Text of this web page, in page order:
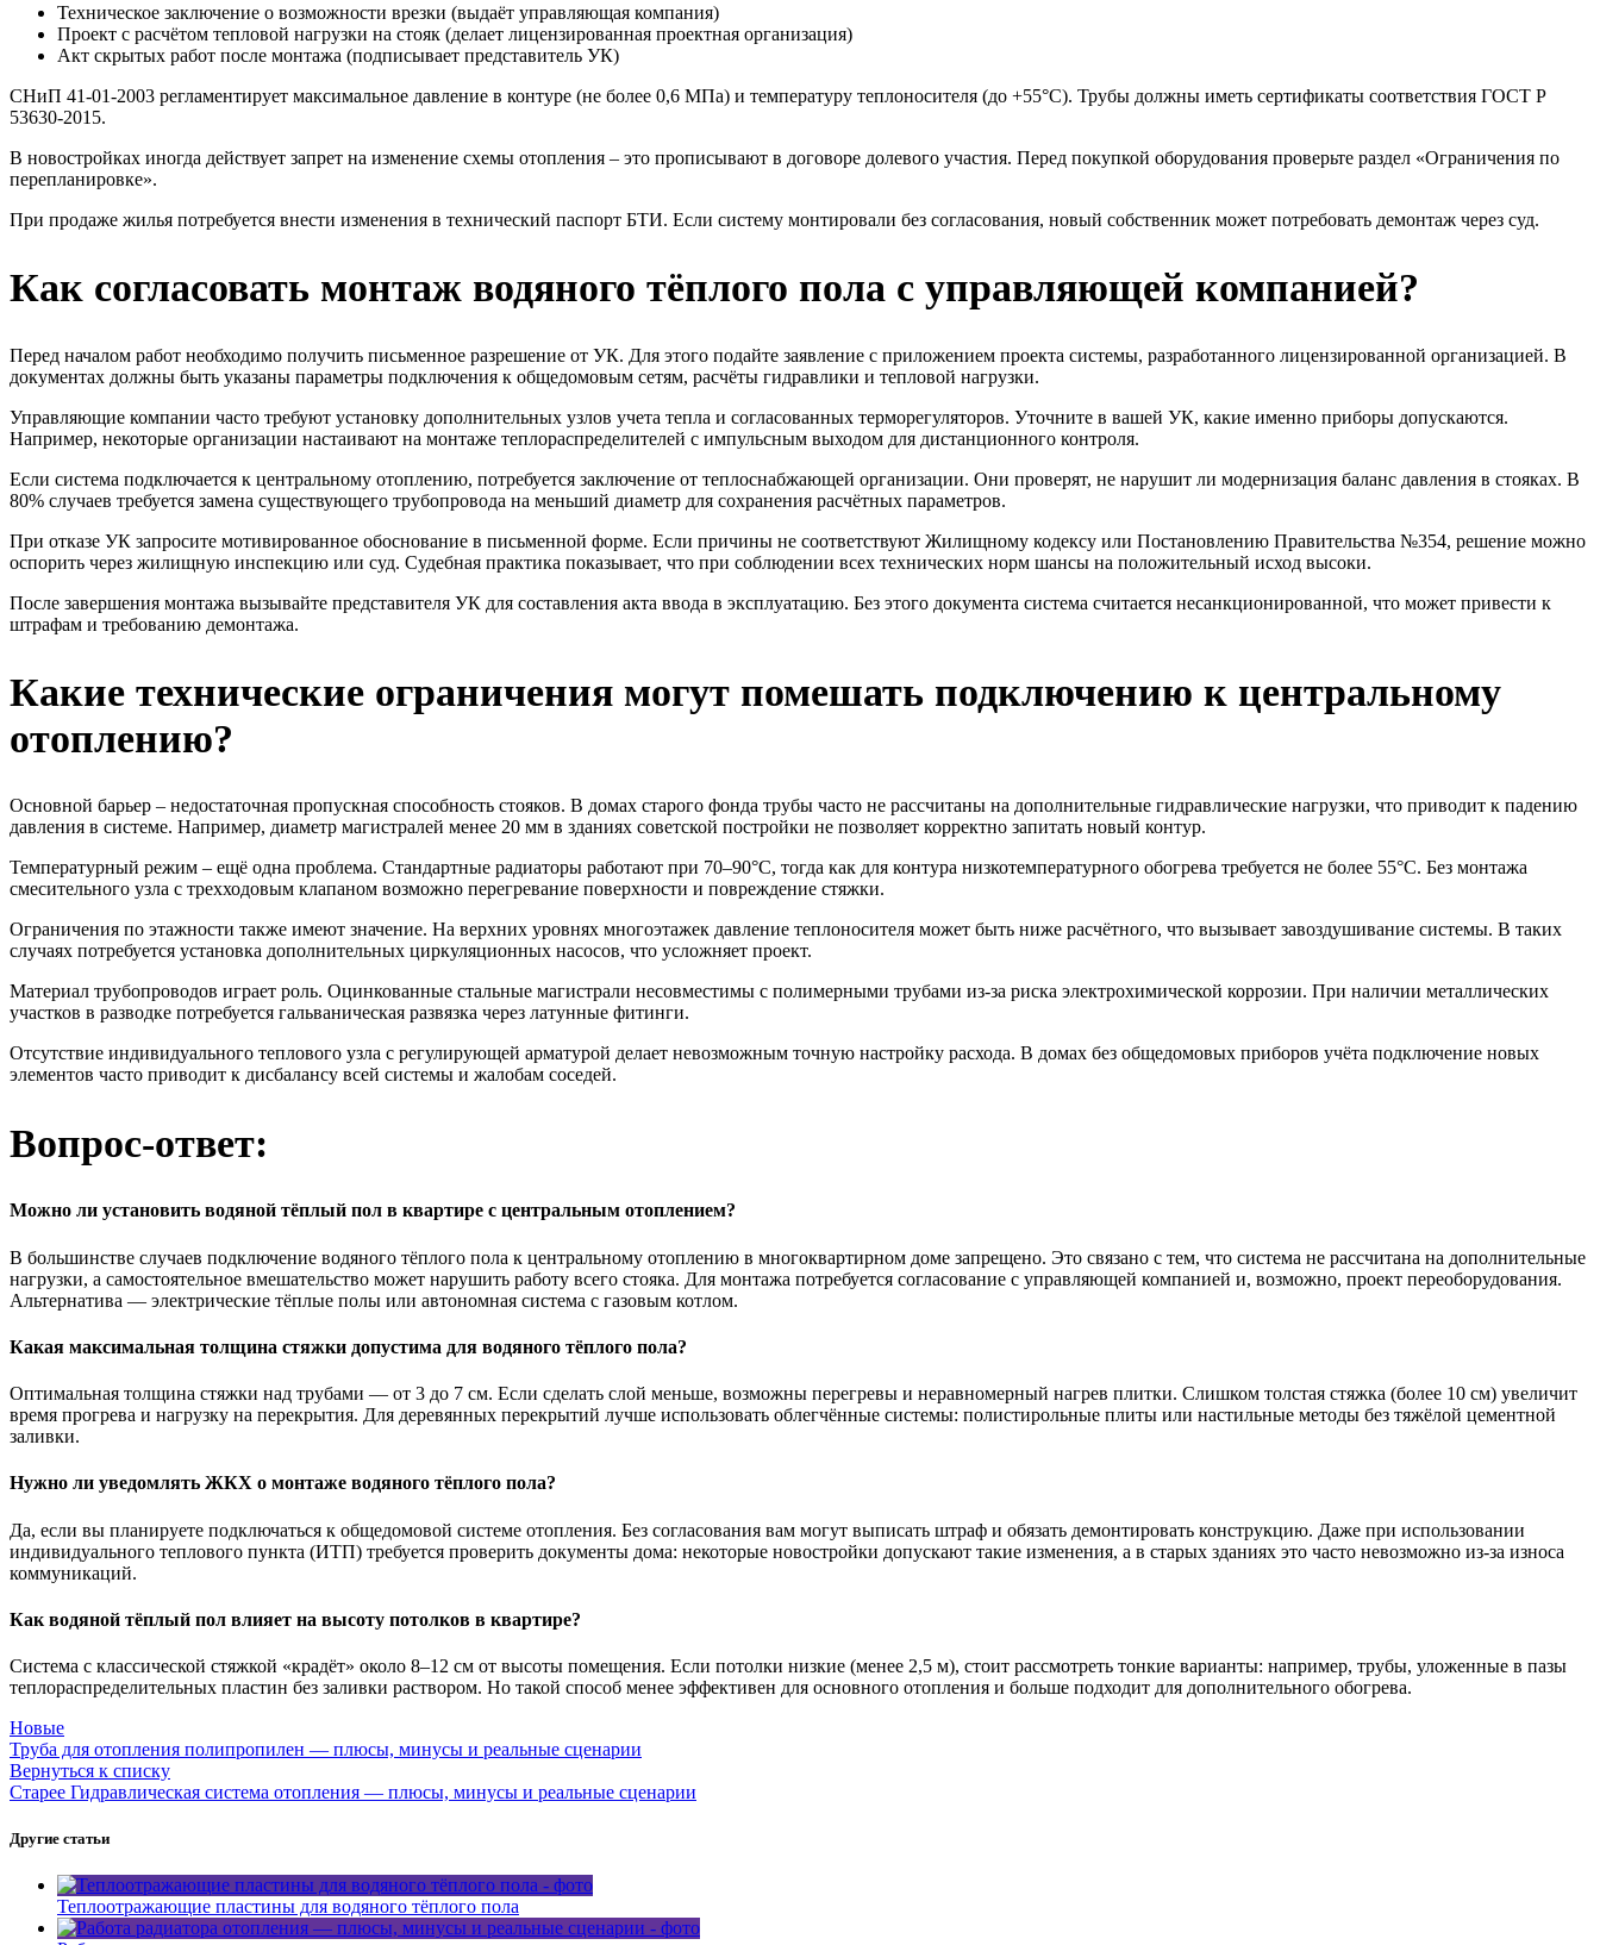
Техническое заключение о возможности врезки (выдаёт управляющая компания)
Проект с расчётом тепловой нагрузки на стояк (делает лицензированная проектная организация)
Акт скрытых работ после монтажа (подписывает представитель УК)
СНиП 41-01-2003 регламентирует максимальное давление в контуре (не более 0,6 МПа) и температуру теплоносителя (до +55°C). Трубы должны иметь сертификаты соответствия ГОСТ Р
53630-2015.
В новостройках иногда действует запрет на изменение схемы отопления – это прописывают в договоре долевого участия. Перед покупкой оборудования проверьте раздел «Ограничения по
перепланировке».
При продаже жилья потребуется внести изменения в технический паспорт БТИ. Если систему монтировали без согласования, новый собственник может потребовать демонтаж через суд.
Как согласовать монтаж водяного тёплого пола с управляющей компанией?
Перед началом работ необходимо получить письменное разрешение от УК. Для этого подайте заявление с приложением проекта системы, разработанного лицензированной организацией. В
документах должны быть указаны параметры подключения к общедомовым сетям, расчёты гидравлики и тепловой нагрузки.
Управляющие компании часто требуют установку дополнительных узлов учета тепла и согласованных терморегуляторов. Уточните в вашей УК, какие именно приборы допускаются.
Например, некоторые организации настаивают на монтаже теплораспределителей с импульсным выходом для дистанционного контроля.
Если система подключается к центральному отоплению, потребуется заключение от теплоснабжающей организации. Они проверят, не нарушит ли модернизация баланс давления в стояках. В
80% случаев требуется замена существующего трубопровода на меньший диаметр для сохранения расчётных параметров.
При отказе УК запросите мотивированное обоснование в письменной форме. Если причины не соответствуют Жилищному кодексу или Постановлению Правительства №354, решение можно
оспорить через жилищную инспекцию или суд. Судебная практика показывает, что при соблюдении всех технических норм шансы на положительный исход высоки.
После завершения монтажа вызывайте представителя УК для составления акта ввода в эксплуатацию. Без этого документа система считается несанкционированной, что может привести к
штрафам и требованию демонтажа.
Какие технические ограничения могут помешать подключению к центральному
отоплению?
Основной барьер – недостаточная пропускная способность стояков. В домах старого фонда трубы часто не рассчитаны на дополнительные гидравлические нагрузки, что приводит к падению
давления в системе. Например, диаметр магистралей менее 20 мм в зданиях советской постройки не позволяет корректно запитать новый контур.
Температурный режим – ещё одна проблема. Стандартные радиаторы работают при 70–90°C, тогда как для контура низкотемпературного обогрева требуется не более 55°C. Без монтажа
смесительного узла с трехходовым клапаном возможно перегревание поверхности и повреждение стяжки.
Ограничения по этажности также имеют значение. На верхних уровнях многоэтажек давление теплоносителя может быть ниже расчётного, что вызывает завоздушивание системы. В таких
случаях потребуется установка дополнительных циркуляционных насосов, что усложняет проект.
Материал трубопроводов играет роль. Оцинкованные стальные магистрали несовместимы с полимерными трубами из-за риска электрохимической коррозии. При наличии металлических
участков в разводке потребуется гальваническая развязка через латунные фитинги.
Отсутствие индивидуального теплового узла с регулирующей арматурой делает невозможным точную настройку расхода. В домах без общедомовых приборов учёта подключение новых
элементов часто приводит к дисбалансу всей системы и жалобам соседей.
Вопрос-ответ:
Можно ли установить водяной тёплый пол в квартире с центральным отоплением?
В большинстве случаев подключение водяного тёплого пола к центральному отоплению в многоквартирном доме запрещено. Это связано с тем, что система не рассчитана на дополнительные
нагрузки, а самостоятельное вмешательство может нарушить работу всего стояка. Для монтажа потребуется согласование с управляющей компанией и, возможно, проект переоборудования.
Альтернатива — электрические тёплые полы или автономная система с газовым котлом.
Какая максимальная толщина стяжки допустима для водяного тёплого пола?
Оптимальная толщина стяжки над трубами — от 3 до 7 см. Если сделать слой меньше, возможны перегревы и неравномерный нагрев плитки. Слишком толстая стяжка (более 10 см) увеличит
время прогрева и нагрузку на перекрытия. Для деревянных перекрытий лучше использовать облегчённые системы: полистирольные плиты или настильные методы без тяжёлой цементной
заливки.
Нужно ли уведомлять ЖКХ о монтаже водяного тёплого пола?
Да, если вы планируете подключаться к общедомовой системе отопления. Без согласования вам могут выписать штраф и обязать демонтировать конструкцию. Даже при использовании
индивидуального теплового пункта (ИТП) требуется проверить документы дома: некоторые новостройки допускают такие изменения, а в старых зданиях это часто невозможно из-за износа
коммуникаций.
Как водяной тёплый пол влияет на высоту потолков в квартире?
Система с классической стяжкой «крадёт» около 8–12 см от высоты помещения. Если потолки низкие (менее 2,5 м), стоит рассмотреть тонкие варианты: например, трубы, уложенные в пазы
теплораспределительных пластин без заливки раствором. Но такой способ менее эффективен для основного отопления и больше подходит для дополнительного обогрева.
Новые
Труба для отопления полипропилен — плюсы, минусы и реальные сценарии
Вернуться к списку
Старее Гидравлическая система отопления — плюсы, минусы и реальные сценарии
Другие статьи
Теплоотражающие пластины для водяного тёплого пола